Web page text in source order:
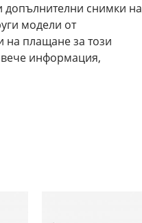
допълнителни снимки на
модели от
на плащане за този
информация,